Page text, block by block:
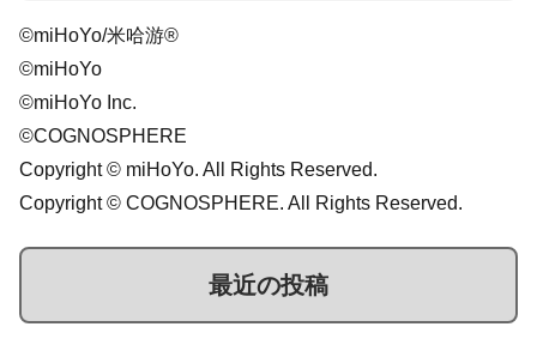
©miHoYo/米哈游®
©miHoYo
©miHoYo Inc.
©COGNOSPHERE
Copyright © miHoYo. All Rights Reserved.
Copyright © COGNOSPHERE. All Rights Reserved.
最近の投稿